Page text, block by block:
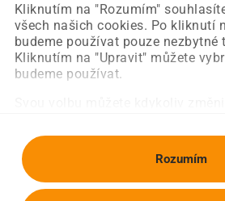
Kliknutím na "Rozumím"
všech našich cookies. Po kliknutí
budeme používat pouze nezbytné
Kliknutím na "Upravit" můžete
budeme používat.
Rozumím
Obnovit stránku